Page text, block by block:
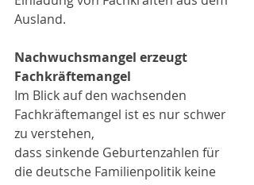
Ausland.
Nachwuchsmangel erzeugt
Fachkräftemangel
Im Blick auf den wachsenden
Fachkräftemangel ist es nur schwer
zu verstehen,
dass sinkende Geburtenzahlen für
die deutsche Familienpolitik keine